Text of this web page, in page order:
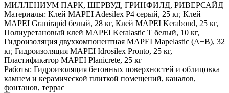
МИЛЛЕНИУМ ПАРК, ШЕРВУД, ГРИНФИЛД, РИВЕРСАЙД
Материалы: Клей MAPEI Adesilex P4 серый, 25 кг, Клей
MAPEI Granirapid белый, 28 кг, Клей MAPEI Kerabond, 25 кг,
Полиуретановый клей MAPEI Keralastic T белый, 10 кг,
Гидроизоляция двухкомпонентная MAPEI Mapelastic (А+B), 32
кг, Гидроизоляция MAPEI Idrosilex Pronto, 25 кг,
Пластификатор MAPEI Planicrete, 25 кг
Работы: Гидроизоляция бетонных поверхностей и облицовка
камнем и керамической плиткой помещений, каналов,
фонтанов, террас